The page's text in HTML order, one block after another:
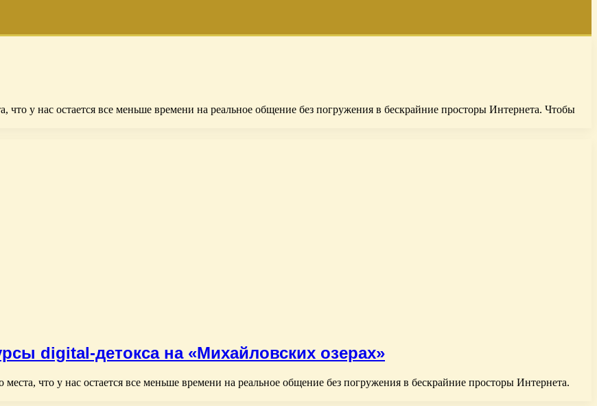
что у нас остается все меньше времени на реальное общение без погружения в бескрайние просторы Интернета. Чтобы
digital-детокса на «Михайловских озерах»
что у нас остается все меньше времени на реальное общение без погружения в бескрайние просторы Интернета.